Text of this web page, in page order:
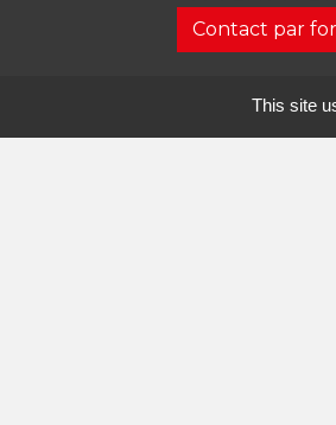
Contact par
Horaires
: 09h00
This site